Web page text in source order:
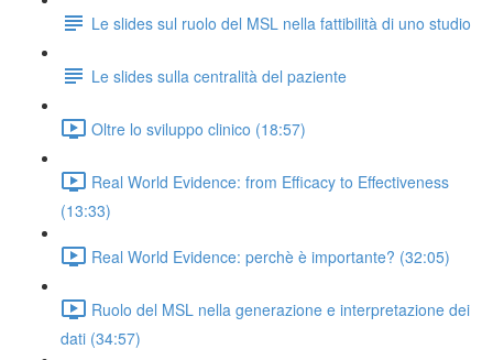
Le slides sul ruolo del MSL nella fattibilità di uno studio
Le slides sulla centralità del paziente
Oltre lo sviluppo clinico (18:57)
Real World Evidence: from Efficacy to Effectiveness
(13:33)
Real World Evidence: perchè è importante? (32:05)
Ruolo del MSL nella generazione e interpretazione dei
dati (34:57)